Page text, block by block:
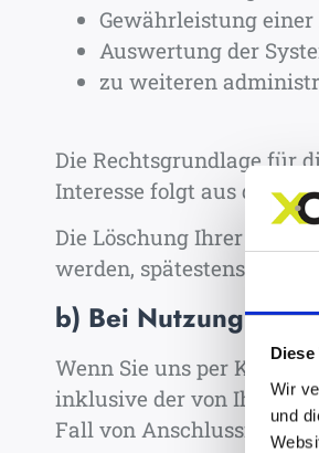
Wir
und
Gewährleistung
Auswertung der
zu weiteren
Die Rechtsgrundlage für
Interesse folgt aus den
Die Löschung Ihrer Daten
werden, spätestens nach
b) Bei Nutzung
Wenn Sie uns per
inklusive der von Ihnen
Fall von